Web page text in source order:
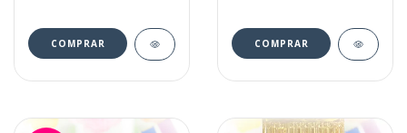
COMPRAR COMPRAR